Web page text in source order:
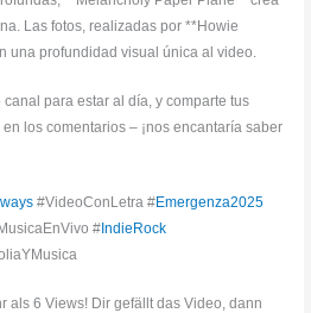
Las fotos, realizadas por **Howie
una profundidad visual única al video.
para estar al día, y comparte tus
los comentarios – ¡nos encantaría saber
#VideoConLetra #Emergenza2025
#IndieRock
als 6 Views! Dir gefällt das Video, dann